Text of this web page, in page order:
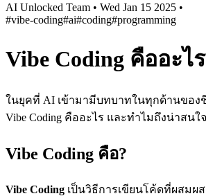
AI Unlocked Team • Wed Jan 15 2025 •
#vibe-coding#ai#coding#programming
Vibe Coding คืออะ
ในยุคที่ AI เข้ามามีบทบาทในทุกด้านของ
Vibe Coding คืออะไร และทำไมถึงน่าสนใจ
Vibe Coding คือ?
Vibe Coding เป็นวิธีการเขียนโค้ดที่ผสมผ